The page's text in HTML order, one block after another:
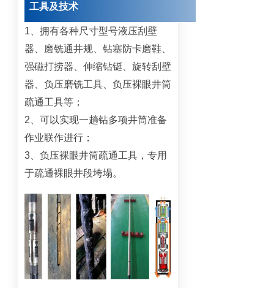
工具及技术
1、拥有各种尺寸型号液压刮壁
器、磨铣通井规、钻塞防卡磨鞋、
强磁打捞器、伸缩钻铤、旋转刮壁
器、负压磨铣工具、负压裸眼井筒
疏通工具等；
2、可以实现一趟钻多项井筒准备
作业联作进行；
3、负压裸眼井筒疏通工具，专用
于疏通裸眼井段垮塌。